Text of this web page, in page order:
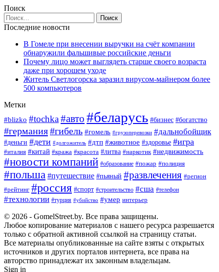
Поиск
Последние новости
В Гомеле при внесении выручки на счёт компании
обнаружили фальшивые российские деньги
Почему лицо может выглядеть старше своего возраста
даже при хорошем уходе
Житель Светлогорска заразил вирусом-майнером более
500 компьютеров
Метки
#blizko #tochka#авто #беларусь #бизнес #богатство
#германия#гибель #гомель #грузоперевозки #дальнобойщик
#деньги #дети #долгожитель #дтп #животное #здоровье #игра
#италия #китай #кража #красота #литва #наркотик #недвижимость
#новости компаний #образование #пожар #полиция
#польша #путешествие #пьяный #развлечения #регион
#рейтинг #россия #спорт #строительство #сша #телефон
#технологии #турция #убийство #умер интерьер
© 2026 - GomelStreet.by. Все права защищены.
Любое копирование материалов с нашего ресурса разрешается
только с обратной активной ссылкой на страницу статьи.
Все материалы опубликованные на сайте взяты с открытых
источников и других порталов интернета, все права на
авторство принадлежат их законным владельцам.
Sign in